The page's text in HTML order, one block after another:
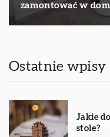
zamontować w
Ostatnie wpisy
Jakie
stole?